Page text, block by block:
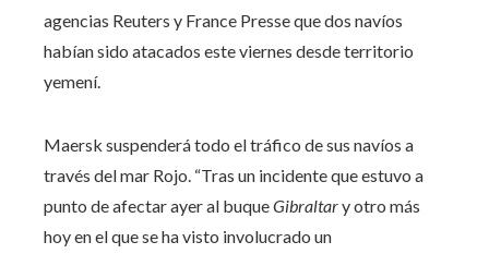
agencias Reuters y France Presse que dos navíos
habían sido atacados este viernes desde territorio
yemení.
Maersk suspenderá todo el tráfico de sus navíos a
través del mar Rojo. “Tras un incidente que estuvo a
punto de afectar ayer al buqueGibraltary otro más
hoy en el que se ha visto involucrado un